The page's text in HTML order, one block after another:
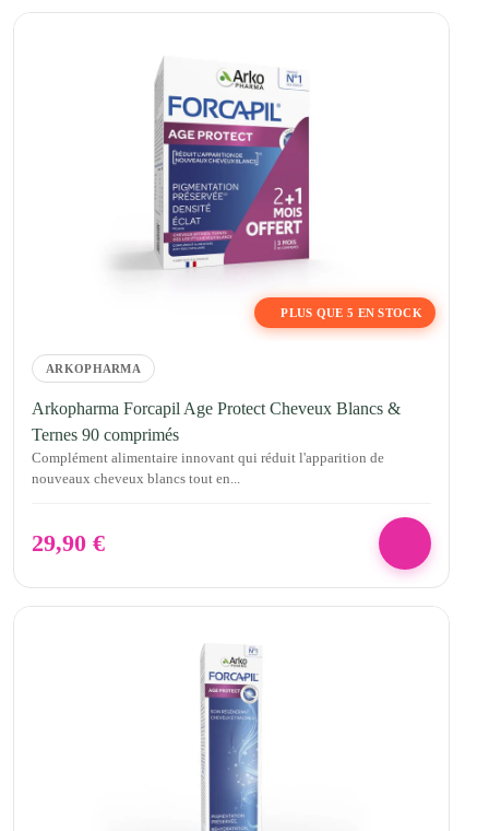
PLUS QUE 5 EN STOCK
ARKOPHARMA
Arkopharma Forcapil Age Protect Cheveux Blancs &
Ternes 90 comprimés
Complément alimentaire innovant qui réduit l'apparition de
nouveaux cheveux blancs tout en...
29,90 €